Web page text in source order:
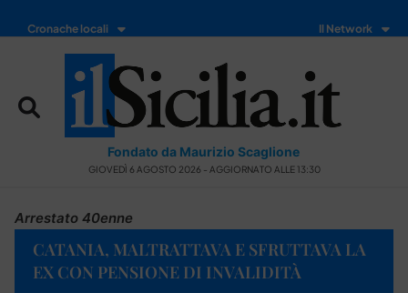
Cronache locali Il Network
Fondato da Maurizio Scaglione
GIOVEDÌ 6 AGOSTO 2026 - AGGIORNATO ALLE 13:30
Arrestato 40enne
CATANIA, MALTRATTAVA E SFRUTTAVA LA
EX CON PENSIONE DI INVALIDITÀ